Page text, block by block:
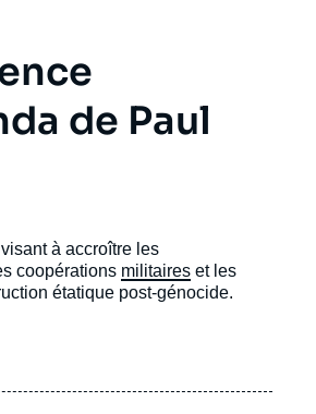
de Paul
à accroître les
coopérations militaires et les
étatique post-génocide.